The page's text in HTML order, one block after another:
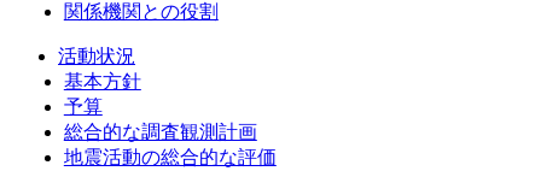
関係機関との役割
活動状況
基本方針
予算
総合的な調査観測計画
地震活動の総合的な評価